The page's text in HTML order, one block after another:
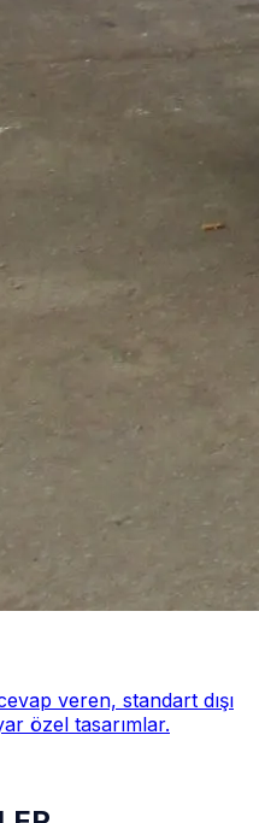
veren, standart dışı
özel tasarımlar.